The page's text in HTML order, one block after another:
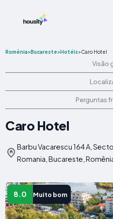
Romênia>Bucareste>Hotéis>Caro Hotel
Visão
Perguntas
Caro Hotel
Barbu Vacarescu 164 A,
Romania, Bucareste,
8.0 Muito bom